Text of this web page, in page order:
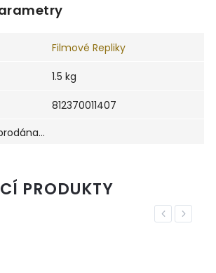
Filmové Repliky
1.5 kg
812370011407
PRODUKTY
Previous
Next